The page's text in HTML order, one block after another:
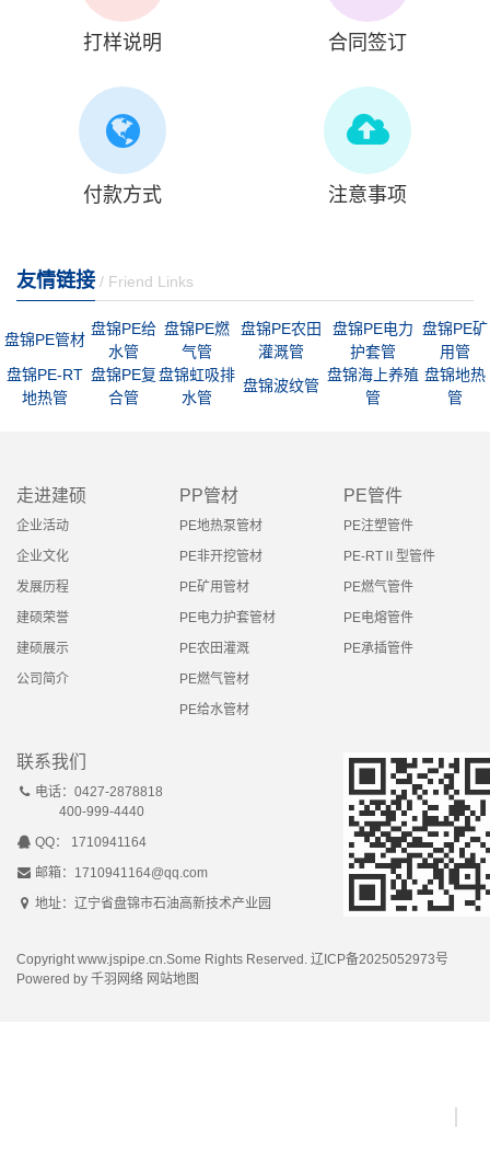
打样说明 合同签订
付款方式 注意事项
友情链接 / Friend Links
盘锦PE管材
盘锦PE给
水管
盘锦PE燃
气管
盘锦PE农田
灌溉管
盘锦PE电力
护套管
盘锦PE矿
用管
盘锦PE-RT
地热管
盘锦PE复
合管
盘锦虹吸排
水管
盘锦波纹管
盘锦海上养殖
管
盘锦地热
管
走进建硕
企业活动
企业文化
发展历程
建硕荣誉
建硕展示
公司简介
PP管材
PE地热泵管材
PE非开挖管材
PE矿用管材
PE电力护套管材
PE农田灌溉
PE燃气管材
PE给水管材
PE管件
PE注塑管件
PE-RTⅡ型管件
PE燃气管件
PE电熔管件
PE承插管件
联系我们
电话：0427-2878818
400-999-4440
QQ： 1710941164
邮箱：1710941164@qq.com
地址：辽宁省盘锦市石油高新技术产业园
Copyright www.jspipe.cn.Some Rights Reserved. 辽ICP备2025052973号
Powered by 千羽网络 网站地图